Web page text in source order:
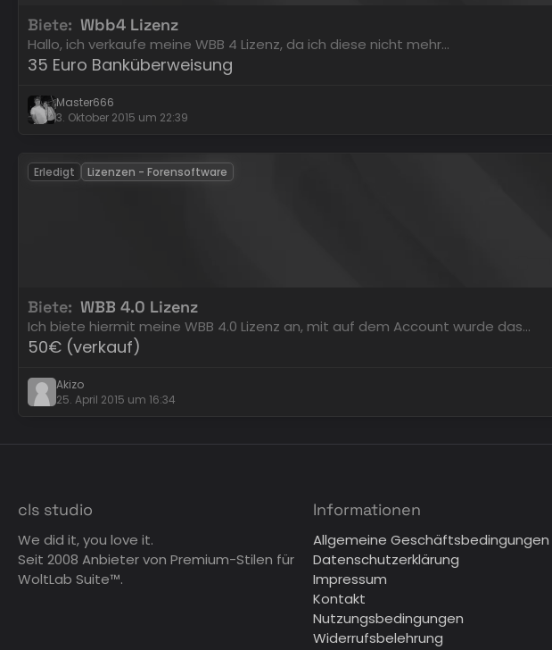
Biete Wbb4 Lizenz
Hallo, ich verkaufe meine WBB 4 Lizenz, da ich diese nicht mehr…
35 Euro Banküberweisung
Master666
3. Oktober 2015 um 22:39
Erledigt Lizenzen - Forensoftware
Biete WBB 4.0 Lizenz
Ich biete hiermit meine WBB 4.0 Lizenz an, mit auf dem Account wurde das…
50€ (verkauf)
Akizo
25. April 2015 um 16:34
cls studio
We did it, you love it.
Seit 2008 Anbieter von Premium-Stilen für
WoltLab Suite™.
Informationen
Allgemeine Geschäftsbedingungen
Datenschutzerklärung
Impressum
Kontakt
Nutzungsbedingungen
Widerrufsbelehrung